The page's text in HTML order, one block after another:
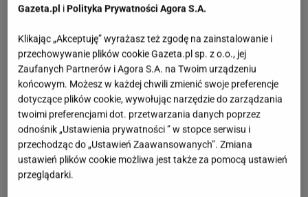
Gazeta.pl i Polityka Prywatności Agora S.A.
Klikając „Akceptuję” wyrażasz też zgodę na zainstalowanie i
przechowywanie plików cookie Gazeta.pl sp. z o.o., jej
Zaufanych Partnerów i Agora S.A. na Twoim urządzeniu
końcowym. Możesz w każdej chwili zmienić swoje preferencje
dotyczące plików cookie, wywołując narzędzie do zarządzania
twoimi preferencjami dot. przetwarzania danych poprzez
odnośnik „Ustawienia prywatności ” w stopce serwisu i
przechodząc do „Ustawień Zaawansowanych”. Zmiana
ustawień plików cookie możliwa jest także za pomocą ustawień
przeglądarki.